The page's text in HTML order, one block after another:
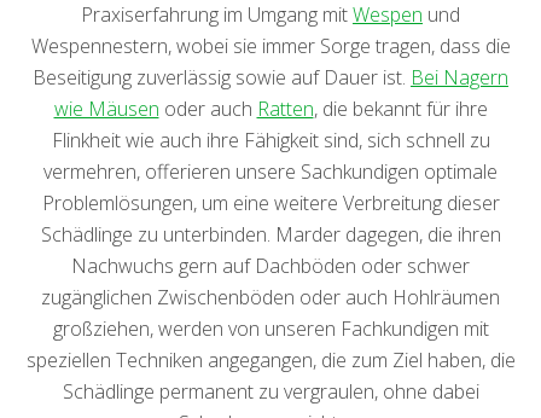
Praxiserfahrung im Umgang mitWespen und
Wespennestern, wobei sie immer Sorge tragen, dass die
Beseitigung zuverlässig sowie auf Dauer ist. Bei Nagern
wie Mäusen oder auch Ratten, die bekannt für ihre
Flinkheit wie auch ihre Fähigkeit sind, sich schnell zu
vermehren, offerieren unsere Sachkundigen optimale
Problemlösungen, um eine weitere Verbreitung dieser
Schädlinge zu unterbinden. Marder dagegen, die ihren
Nachwuchs gern auf Dachböden oder schwer
zugänglichen Zwischenböden oder auch Hohlräumen
großziehen, werden von unseren Fachkundigen mit
speziellen Techniken angegangen, die zum Ziel haben, die
Schädlinge permanent zu vergraulen, ohne dabei